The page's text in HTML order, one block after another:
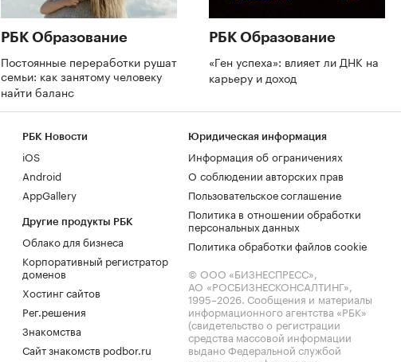
РБК Образование
Постоянные переработки рушат
семьи: как занятому человеку
найти баланс
РБК Образование
«Ген успеха»: влияет ли ДНК на
карьеру и доход
РБК Новости
iOS
Android
AppGallery
Другие продукты РБК
Облако для бизнеса
Корпоративный регистратор
доменов
Хостинг сайтов
Рег.решения
Знакомства
Сайт знакомств podbor.ru
Юридическая информация
Информация об ограничениях
О соблюдении авторских прав
Пользовательское соглашение
Политика в отношении обработки
персональных данных
Политика обработки файлов cookie
© ООО «БИЗНЕСПРЕСС»,
АО «РОСБИЗНЕСКОНСАЛТИНГ»,
1995–2026. Сообщения и материалы
информационного агентства «РБК»
(свидетельство о регистрации
средства массовой информации
выдано Федеральной службой